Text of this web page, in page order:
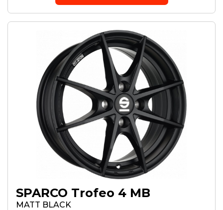
SPARCO Trofeo 4 MB
MATT BLACK